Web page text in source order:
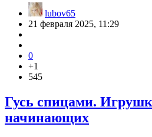
lubov65
21 февраля 2025, 11:29
0
+1
545
Гусь спицами.
начинающих